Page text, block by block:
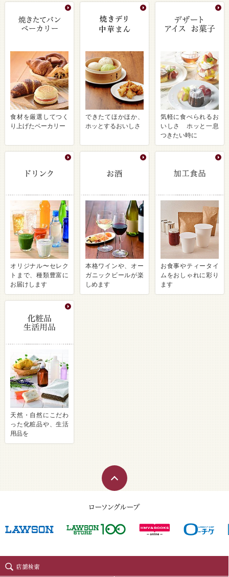
食材を厳選してつく
り上げたベーカリー
できたてほかほか、
ホッとするおいしさ
気軽に食べられるお
いしさ ホッと一息
つきたい時に
オリジナル〜セレク
トまで、種類豊富に
お届けします
本格ワインや、オー
ガニックビールが楽
しめます
お食事やティータイ
ムをおしゃれに彩り
ます
天然・自然にこだわ
った化粧品や、生活
用品を